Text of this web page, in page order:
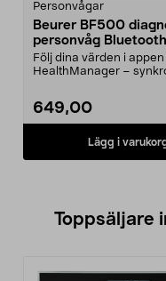
Personvågar
Beurer BF500
personvåg Bluetooth
Följ dina värden i
HealthManager –
649,00
Lägg i
Toppsäljare